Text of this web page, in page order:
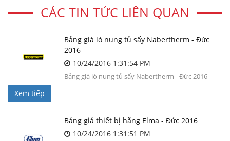
CÁC TIN TỨC LIÊN QUAN
Bảng giá lò nung tủ sấy Nabertherm - Đức
2016
10/24/2016 1:31:54 PM
Bảng giá lò nung tủ sấy Nabertherm - Đức 2016
Xem tiếp
Bảng giá thiết bị hãng Elma - Đức 2016
10/24/2016 1:31:51 PM